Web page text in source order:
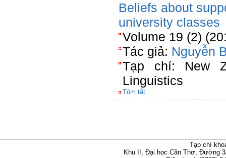
Beliefs about
university classes
Volume 19 (2)
Tác giả: Nguyễn
Tạp chí: New
Linguistics
Tóm tắt
Tạp chí
Khu II, Đại học Cần Thơ, Đường